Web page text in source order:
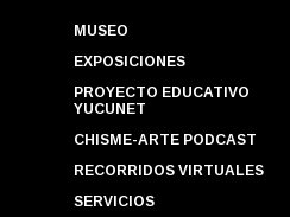
MUSEO
EXPOSICIONES
PROYECTO EDUCATIVO
YUCUNET
CHISME-ARTE PODCAST
RECORRIDOS VIRTUALES
SERVICIOS